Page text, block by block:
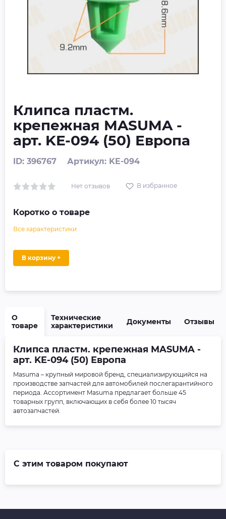
Клипса пластм.
крепежная MASUMA -
арт. KE-094 (50) Европа
ID: 396767 Артикул: KE-094
Нет отзывов В избранное
Коротко о товаре
Все характеристики
В корзину +
О
товаре
Технические
характеристики
Документы Отзывы
Клипса пластм. крепежная MASUMA -
арт. KE-094 (50) Европа
Masuma – крупный мировой бренд, специализирующийся на
производстве запчастей для автомобилей послегарантийного
периода. Ассортимент Masuma предлагает больше 45
товарных групп, включающих в себя более 10 тысяч
автозапчастей.
С этим товаром покупают